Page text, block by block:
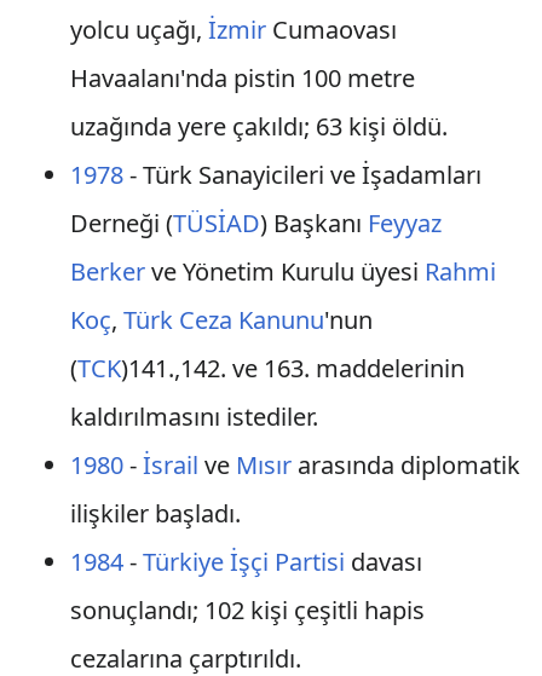
yolcu uçağı, İzmirCumaovası
Havaalanı'nda pistin 100 metre
uzağında yere çakıldı; 63 kişi öldü.
1978- Türk Sanayicileri ve İşadamları
Derneği (TÜSİAD) Başkanı Feyyaz
Berkerve Yönetim Kurulu üyesi Rahmi
Koç, Türk Ceza Kanunu'nun
(TCK)141.,142. ve 163. maddelerinin
kaldırılmasını istediler.
1980-İsrail ve Mısırarasında diplomatik
ilişkiler başladı.
1984-Türkiye İşçi Partisi davası
sonuçlandı; 102 kişi çeşitli hapis
cezalarına çarptırıldı.